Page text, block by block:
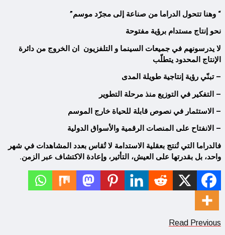
“ وهنا تتحول الدراما من صناعة إلى مجرّد موسم”
نحو إنتاج مستدام برؤية مفتوحة
لا يدرسونهم في جميعات السينما و التلفزيون ان الخروج من دائرة
الإنتاج المحدود يتطلّب
–تبنّي رؤية إنتاجية طويلة المدى
– التفكير في التوزيع منذ مرحلة التطوير
– الاستثمار في نصوص قابلة للحياة خارج الموسم
– الانفتاح على المنصات الرقمية والأسواق الدولية
فالدراما التي تُنتج بعقلية الاستدامة لا تُقاس بعدد المشاهدات في شهر
واحد، بل بقدرتها على العيش، التأثير، وإعادة الاكتشاف عبر الزمن.
Read Previous